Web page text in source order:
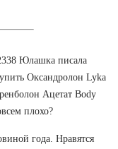
Юлашка писала
Оксандролон Lyka
Ацетат Body
плохо?
года. Нравятся